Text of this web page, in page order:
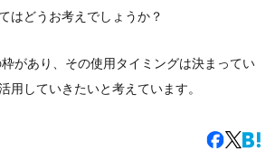
はどうお考えでしょうか？
があり、その使用タイミングは決まってい
用していきたいと考えています。